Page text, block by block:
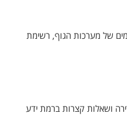
של מערכות הגוף, רשימת
ושאלות קצרות ברמת ידע